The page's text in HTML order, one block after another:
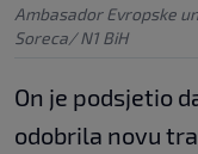
Ambasador Evropske
Soreca/ N1 BiH
On je podsjetio
odobrila novu